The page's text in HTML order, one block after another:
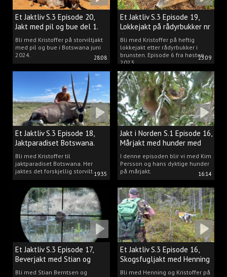
28:08
Et Jaktliv S.3 Episode 20,
Jakt med pil og bue del 1.
Bli med Kristoffer på storviltjakt
med pil og bue i Botswana juni
2024.
23:09
Et Jaktliv S.3 Episode 19,
Lokkejakt på rådyrbukker nr
6
Bli med Kristoffer på heftig
lokkejakt etter rådyrbukker i
brunsten. Episode 6 fra høsten
2023.
19:35
Et Jaktliv S.3 Episode 18,
Jaktparadiset Botswana.
Bli med Kristoffer til
jaktparadiset Botswana. Her
jaktes det forskjellig storvilt.
16:14
Jakt i Norden S.1 Episode 16,
Mårjakt med hunder med
Kim Persson
I denne episoden blir vi med Kim
Persson og hans dyktige hunder
på mårjakt.
Et Jaktliv S.3 Episode 17,
Beverjakt med Stian og
Kristoffer
Bli med Stian Berntsen og
Et Jaktliv S.3 Episode 16,
Skogsfugljakt med Henning
Mathisen
Bli med Henning og Kristoffer på